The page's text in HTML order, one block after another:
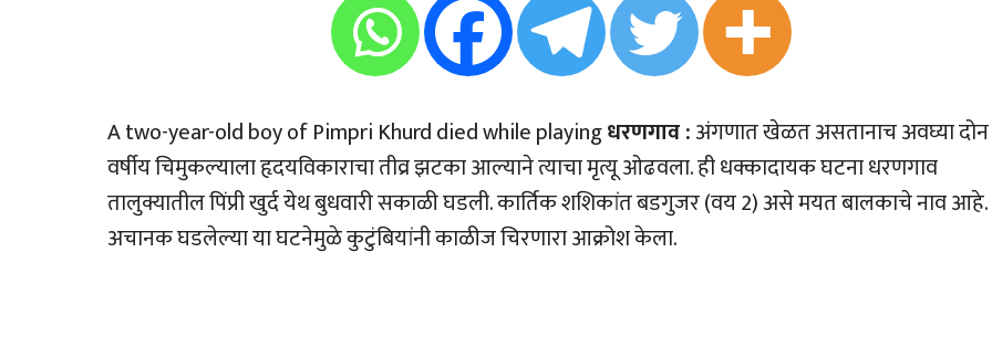
A two-year-old boy of Pimpri Khurd died while playingधरणगाव :अंगणात खेळत असतानाच अवघ्या दोन
वर्षीय चिमुकल्याला हृदयविकाराचा तीव्र झटका आल्याने त्याचा मृत्यू ओढवला. ही धक्कादायक घटना धरणगाव
तालुक्यातील पिंप्री खुर्द येथ बुधवारी सकाळी घडली. कार्तिक शशिकांत बडगुजर (वय 2) असे मयत बालकाचे नाव आहे.
अचानक घडलेल्या या घटनेमुळे कुटुंबियांनी काळीज चिरणारा आक्रोश केला.